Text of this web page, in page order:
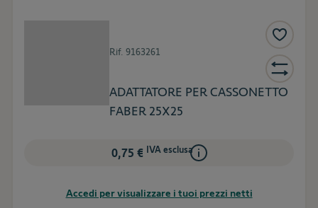
Rif. 9163261
ADATTATORE PER CASSONETTO
FABER 25X25
0,75 € IVA esclusa
Accedi per visualizzare i tuoi prezzi netti